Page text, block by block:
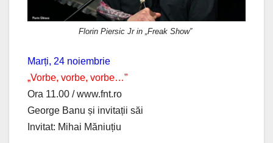
Florin Piersic Jr in „Freak Show”
Marți, 24 noiembrie
„Vorbe, vorbe, vorbe…”
Ora 11.00 / www.fnt.ro
George Banu și invitații săi
Invitat: Mihai Măniuțiu